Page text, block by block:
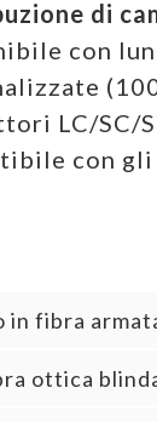
di
con
LC/SC/
con
in fibra
ottica